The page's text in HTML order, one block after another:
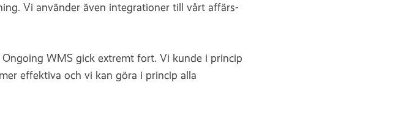
Vi använder även integrationer till vårt affärs-
WMS gick extremt fort. Vi kunde i princip
effektiva och vi kan göra i princip alla